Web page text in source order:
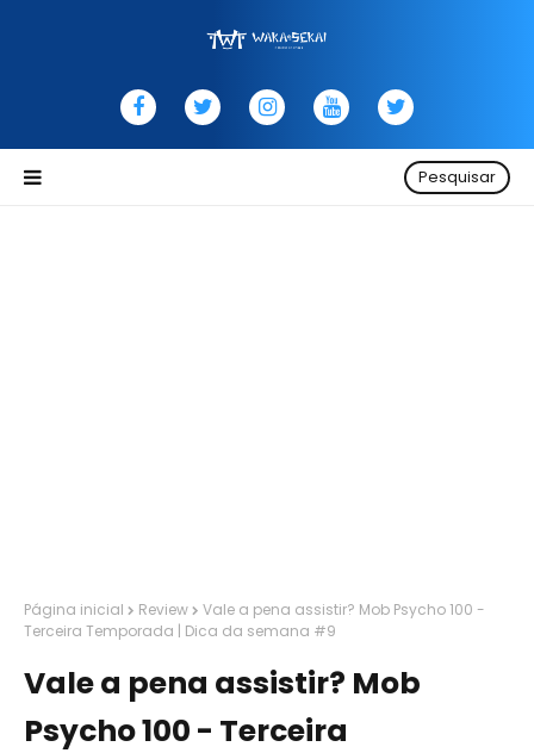
Pesquisar
Página inicial Review
Vale a pena assistir? Mob Psycho 100 -
Terceira Temporada | Dica da semana #9
Vale a pena assistir? Mob
Psycho 100 - Terceira